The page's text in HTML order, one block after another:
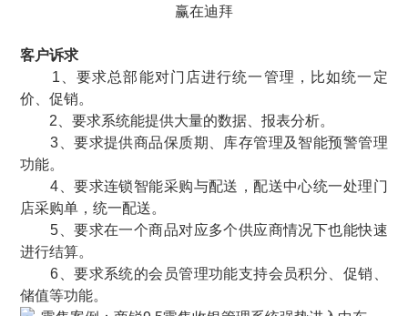
客户诉求
1、要求总部能对门店进行统一管理，比如统一定
价、促销。
2、要求系统能提供大量的数据、报表分析。
3、要求提供商品保质期、库存管理及智能预警管理
功能。
4、要求连锁智能采购与配送，配送中心统一处理门
店采购单，统一配送。
5、要求在一个商品对应多个供应商情况下也能快速
进行结算。
6、要求系统的会员管理功能支持会员积分、促销、
储值等功能。